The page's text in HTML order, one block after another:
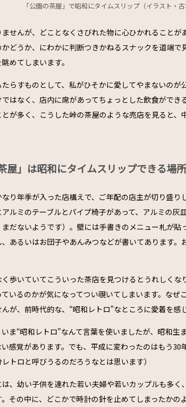
「公園の茶屋」で昭和にタイムスリップ（イラスト・古
せんが、どことなくさびれた物に心ひかれることが
どうか、にわかに判断つきかねるスナックを道端で
めてしまいます。
らすものとして、私がひそかに愛してやまないのが
はなく、店内に席があってちょっとした飲食ができ
が多く、こうした峠の茶屋のような売店を見ると、
屋」は昭和にタイムスリップできる場
り年季が入った店構えで、ご年配の店主が切り盛り
ルミのテーブルとパイプ椅子があって、アルミの灰
だないようです）。壁には手書きのメニュー札が貼
あるいはお団子やあんみつなどが書いてあります。
歩いていてこういった茶店を見つけるとうれしくな
いるのかが気になってつい覗いてしまいます。なぜ
が、前時代的な、“昭和レトロ”なところに愛着を感
いま“昭和レトロ”なんて言葉を使いましたが、昭和
い感覚があります。でも、平成に変わったのはもう30
トロと呼びうるのだろうなとは思います）
、幼い子供を連れた若い夫婦や若いカップルも多
その中に、どこかで時計の針を止めてしまったかの